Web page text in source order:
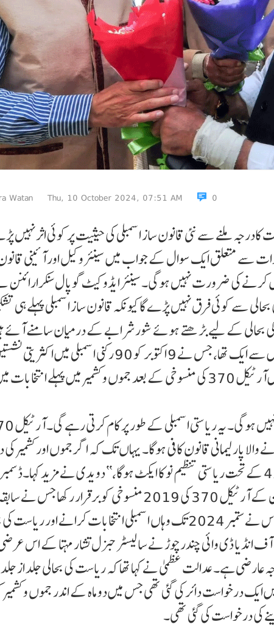
Watan Thu, 10 October 2024, 07:51 AM 0
ملنے سے نئی قانون ساز اسمبلی کی حیثیت پر کوئی اثر نہیں
سے متعلق ایک سوال کے جواب میں سینئر وکیل اور آئینی
کرنے کی ضرورت نہیں ہوگی۔سینئر ایڈوکیٹ گوپال
سے کوئی فرق نہیں پڑے گا کیونکہ قانون ساز اسمبلی پہلے ہی
بحالی کے لیے بڑھتے ہوئے شور شرابے کے درمیان سامنے آئے
کشمیر نیشنل کانفرنس کے بڑے انتخابی تختوں میں سے ایک تھا، جس نے 9 اکتوبر
نیشنل کانفرنس-کانگریس اتحاد نے 2019 میں آرٹیکل 370 کی منسوخی کے بعد جموں و کشمیر میں پہلے
پارلیمانی قانون کافی ہوگا۔ یہاں تک کہ اگر جموں اور کشمیر
2023 کو سپریم کورٹ نے متفقہ طور پر آئین کے آرٹیکل 370 کی 2019 منسوخی کو
کشمیر کو خصوصی حیثیت دی تھی یہاں تک کہ اس نے ستمبر 2024 تک وہاں اسمبلی انتخابات کرانے
انڈیا ڈی وائی چندرچوڑ نے سالیسٹر جنرل تشار مہتا کے اس عرضی
عارضی ہے۔عدالت عظمیٰ نے کہا تھا کہ ریاست کی بحالی جلد از جلد
درخواست دائر کی گئی تھی جس میں دو ماہ کے اندر جموں و کشمیر
کی درخواست کی گئی تھی۔